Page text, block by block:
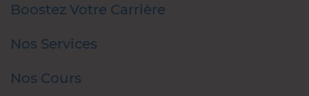
Boostez Votre Carrière
Nos Services
Nos Cours